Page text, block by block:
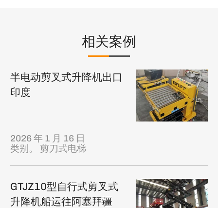
相关案例
半电动剪叉式升降机出口
印度
2026 年 1 月 16 日
类别。 剪刀式电梯
GTJZ10型自行式剪叉式
升降机船运往阿塞拜疆